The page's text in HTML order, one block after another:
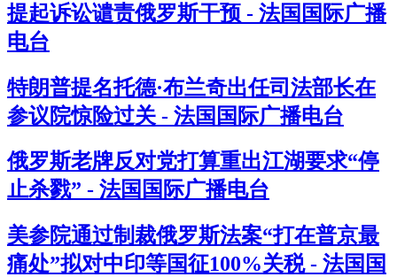
提起诉讼谴责俄罗斯干预 - 法国国际广播
电台
特朗普提名托德·布兰奇出任司法部长在
参议院惊险过关 - 法国国际广播电台
俄罗斯老牌反对党打算重出江湖要求“停
止杀戮” - 法国国际广播电台
美参院通过制裁俄罗斯法案“打在普京最
痛处”拟对中印等国征100%关税 - 法国国